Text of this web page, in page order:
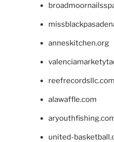
anneskitchen.org
reefrecordsllc.com
alawaffle.com
united-